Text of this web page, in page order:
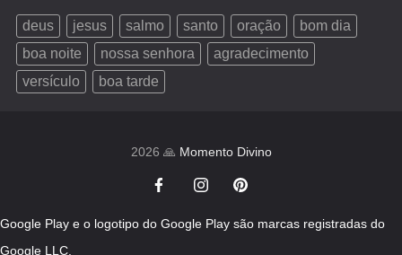
deus jesus salmo santo oração
bom dia
boa noite
nossa senhora
agradecimento
versículo
boa tarde
2026 🙏 Momento Divino
Google Play e o logotipo do Google Play são marcas registradas do
Google LLC.